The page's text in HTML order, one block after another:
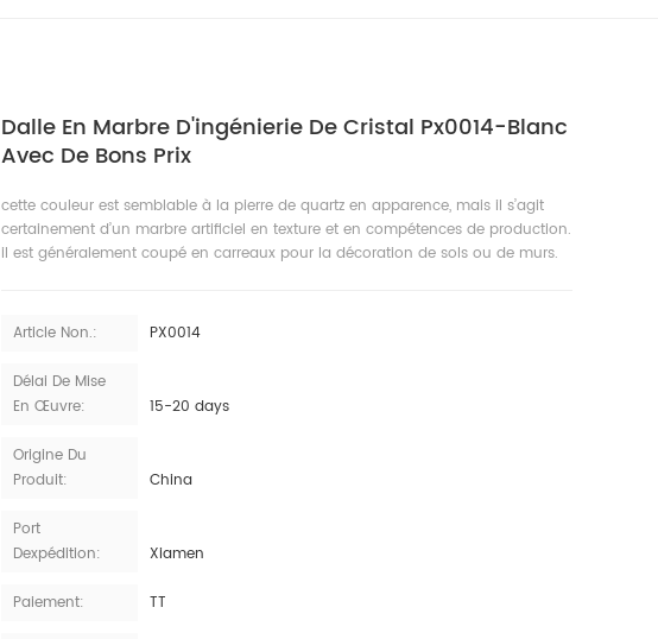
Dalle En Marbre D'ingénierie De Cristal Px0014-Blanc
Avec De Bons Prix
cette couleur est semblable à la pierre de quartz en apparence, mais il s’agit
certainement d’un marbre artificiel en texture et en compétences de production.
il est généralement coupé en carreaux pour la décoration de sols ou de murs.
Article Non.: PX0014
Délai De Mise
En Œuvre:
15-20 days
Origine Du
Produit:
China
Port
Dexpédition:
Xiamen
Paiement: TT